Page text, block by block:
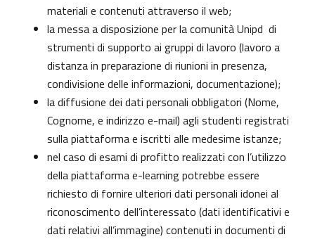
materiali e contenuti attraverso il web;
la messa a disposizione per la comunità Unipd di
strumenti di supporto ai gruppi di lavoro (lavoro a
distanza in preparazione di riunioni in presenza,
condivisione delle informazioni, documentazione);
la diffusione dei dati personali obbligatori (Nome,
Cognome, e indirizzo e-mail) agli studenti registrati
sulla piattaforma e iscritti alle medesime istanze;
nel caso di esami di profitto realizzati con l’utilizzo
della piattaforma e-learning potrebbe essere
richiesto di fornire ulteriori dati personali idonei al
riconoscimento dell’interessato (dati identificativi e
dati relativi all’immagine) contenuti in documenti di